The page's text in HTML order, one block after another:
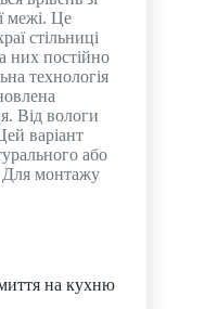
межі. Це
стільниці
них постійно
технологія
Від вологи
варіант
або
Для монтажу
на кухню